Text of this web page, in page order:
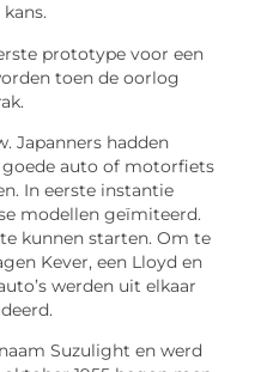
prototype voor een
toen de oorlog
Japanners hadden
goede auto of motorfiets
In eerste instantie
modellen geïmiteerd.
kunnen starten. Om te
Kever, een Lloyd en
werden uit elkaar
Suzulight en werd